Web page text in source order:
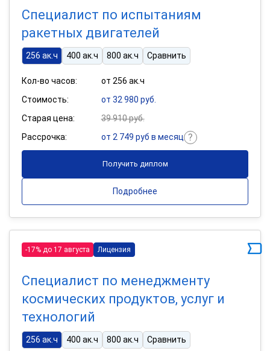
Специалист по испытаниям
ракетных двигателей
256 ак.ч 400 ак.ч 800 ак.ч Сравнить
Кол-во часов:
от 256 ак.ч
Стоимость:
от 32 980 руб.
Старая цена:
39 910 руб.
Рассрочка:
от 2 749 руб в месяц
Получить диплом
Подробнее
-17% до 17 августа Лицензия
Специалист по менеджменту
космических продуктов, услуг и
технологий
256 ак.ч 400 ак.ч 800 ак.ч Сравнить